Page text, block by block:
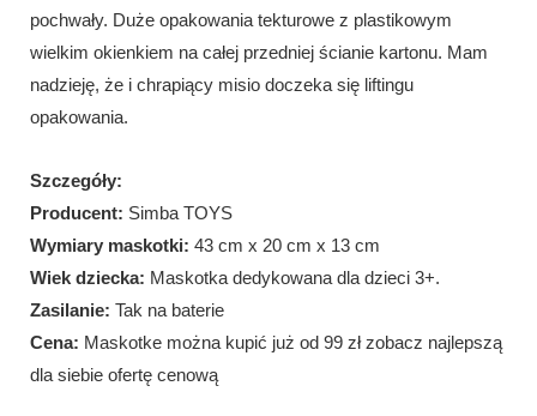
pochwały. Duże opakowania tekturowe z plastikowym
wielkim okienkiem na całej przedniej ścianie kartonu. Mam
nadzieję, że i chrapiący misio doczeka się liftingu
opakowania.
Szczegóły:
Producent: Simba TOYS
Wymiary maskotki: 43 cm x 20 cm x 13 cm
Wiek dziecka: Maskotka dedykowana dla dzieci 3+.
Zasilanie: Tak na baterie
Cena: Maskotke można kupić już od 99 zł zobacz najlepszą
dla siebie ofertę cenową